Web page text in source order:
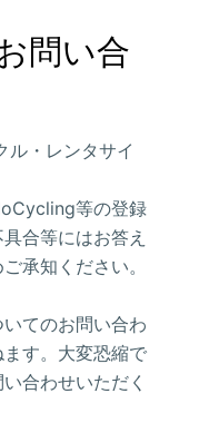
問い合
ル・レンタサイ
等の登録
合等にはお答え
承知ください。
てのお問い合わ
す。大変恐縮で
合わせいただく